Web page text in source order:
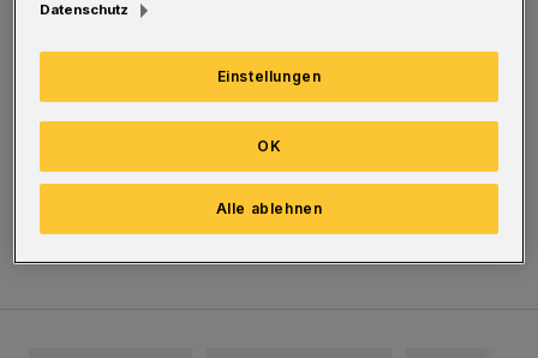
Die Nachtexpress-Linien NE 1 bis 7 nehmen
ihre erste Fahrt an der Ohligsmühle (Hbf) um
1.15 Uhr (noch Winterzeit) auf. Die letzte
Runde beginnt um 4.15 Uhr nach der
Datenschutz
Einstellungen
Alle ablehnen
OK